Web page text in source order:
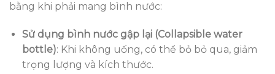
bằng khi phải mang bình nước:
Sử dụng bình nước gập lại (Collapsible water
bottle): Khi không uống, có thể bỏ bỏ qua, giảm
trọng lượng và kích thước.